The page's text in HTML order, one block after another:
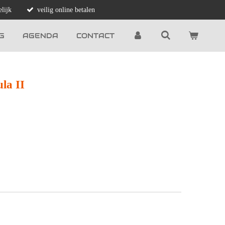
veilig online betalen
AGENDA CONTACT
II